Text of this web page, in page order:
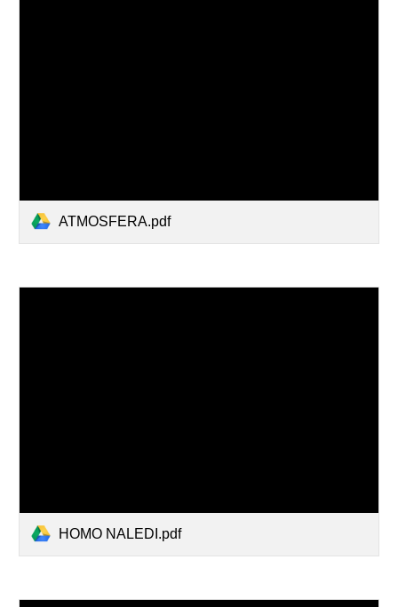
ATMOSFERA.pdf
HOMO NALEDI.pdf